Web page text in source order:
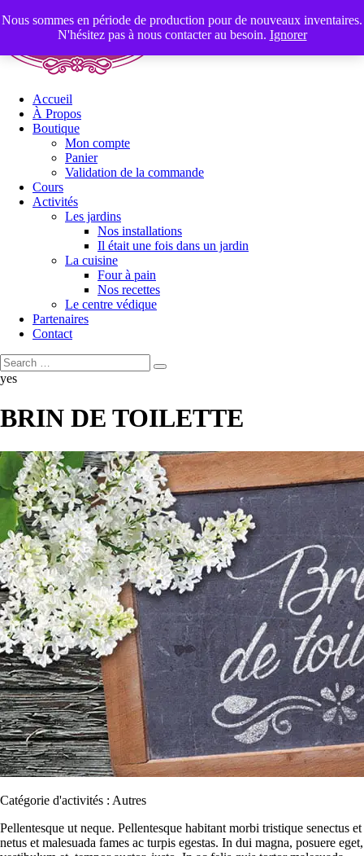
Accueil
À Propos
Boutique
Mon compte
Panier
Validation de la commande
Cours
Activités
Les jardins
Nos installations
Il était une fois dans un jardin
La cuisine
Four à pain
Nos recettes
Le centre védique
Partenaires
Contact
yes
BRIN DE TOILETTE
Catégorie d'activités : Autres
Pellentesque ut neque. Pellentesque habitant morbi tristique senectus et
netus et malesuada fames ac turpis egestas. In dui magna, posuere eget,
Nous sommes en période de production pour de nouveaux inventaires.
N'hésitez pas à nous contacter au besoin. Ignorer